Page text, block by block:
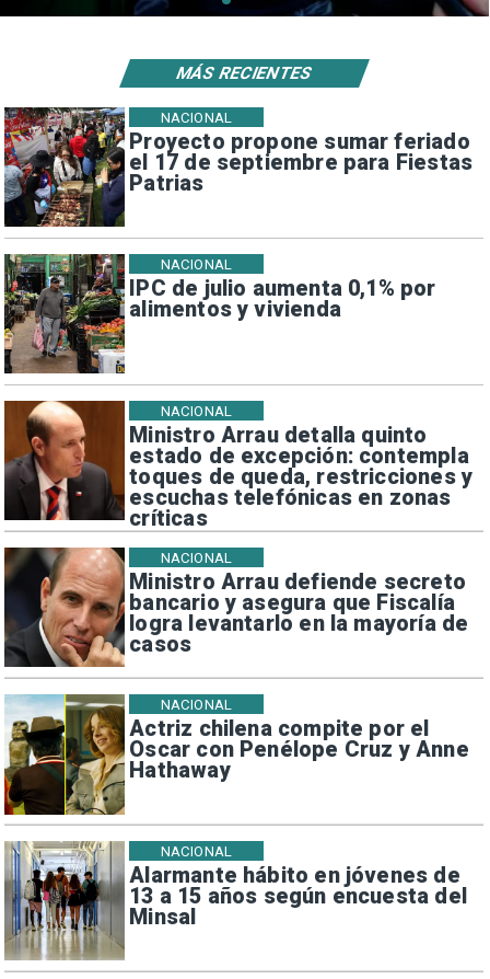
Proyecto propone sumar feriado
el 17 de septiembre para Fiestas
Patrias
NACIONAL
IPC de julio aumenta 0,1% por
alimentos y vivienda
NACIONAL
Ministro Arrau detalla quinto
estado de excepción: contempla
toques de queda, restricciones y
escuchas telefónicas en zonas
críticas
NACIONAL
Ministro Arrau defiende secreto
bancario y asegura que Fiscalía
logra levantarlo en la mayoría de
casos
NACIONAL
Actriz chilena compite por el
Oscar con Penélope Cruz y Anne
Hathaway
NACIONAL
Alarmante hábito en jóvenes de
13 a 15 años según encuesta del
Minsal
NACIONAL
MÁS RECIENTES